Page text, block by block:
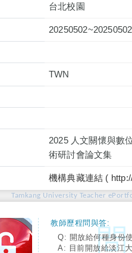
台北校園
20250502~20250502
TWN
2025 人文關懷與數
術研討會論文集
機構典藏連結 (
Tamkang University Teacher
教師歷程問與答:
Q: 開放給何種身份
A: 目前開放給淡江